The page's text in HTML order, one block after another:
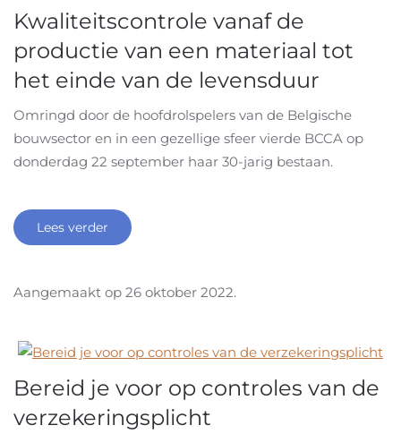
Kwaliteitscontrole vanaf de
productie van een materiaal tot
het einde van de levensduur
Omringd door de hoofdrolspelers van de Belgische
bouwsector en in een gezellige sfeer vierde BCCA op
donderdag 22 september haar 30-jarig bestaan.
Lees verder
Aangemaakt op 26 oktober 2022.
Bereid je voor op controles van de
verzekeringsplicht